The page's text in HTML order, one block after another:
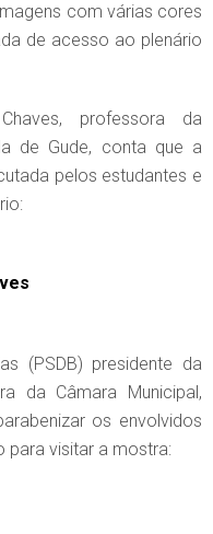
com várias cores
de acesso ao plenário
professora da
de Gude, conta que a
pelos estudantes e
(PSDB) presidente da
da Câmara Municipal,
os envolvidos
para visitar a mostra: